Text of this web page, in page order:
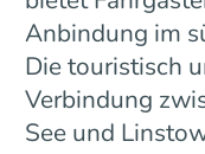
Anbindung im
Die touristisch
Verbindung
See und